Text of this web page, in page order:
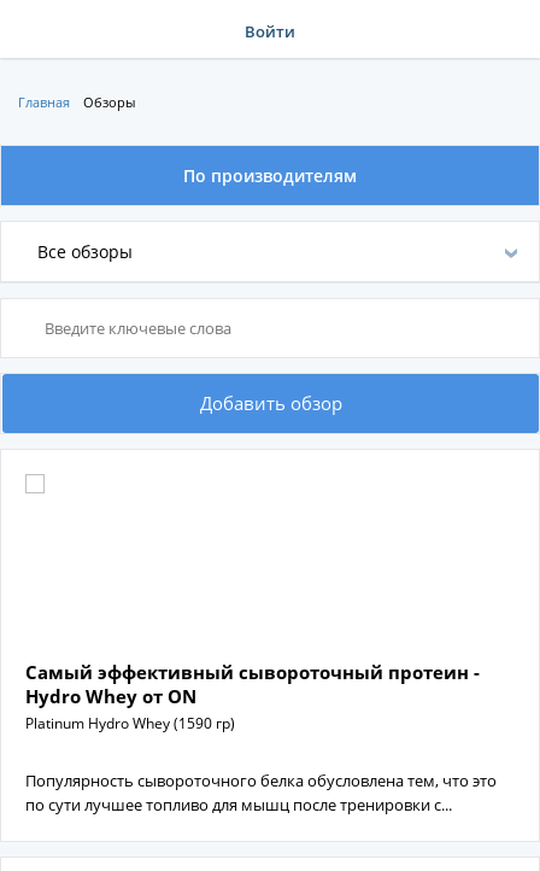
Войти
Главная Обзоры
По производителям
По производителям
Все обзоры
Добавить обзор
Самый эффективный сывороточный протеин -
Hydro Whey от ON
Platinum Hydro Whey (1590 гр)
Популярность сывороточного белка обусловлена тем, что это
по сути лучшее топливо для мышц после тренировки с...